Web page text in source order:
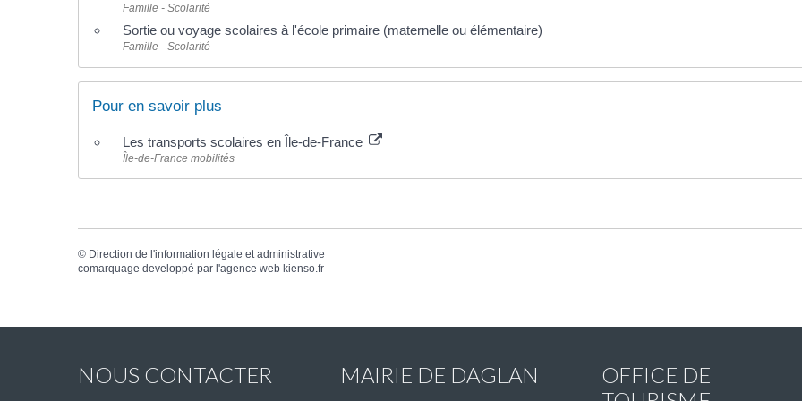
Famille - Scolarité
Sortie ou voyage scolaires à l'école primaire (maternelle ou élémentaire)
Famille - Scolarité
Pour en savoir plus
Les transports scolaires en Île-de-France
Île-de-France mobilités
© Direction de l'information légale et administrative
comarquage developpé par l'agence web kienso.fr
NOUS CONTACTER MAIRIE DE DAGLAN
OFFICE DE